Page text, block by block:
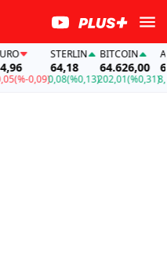
(%-0,09)
STERLIN
64,18
0,08(%0,13)
BITCOIN
64.626,00
202,01(%0,31)8,61